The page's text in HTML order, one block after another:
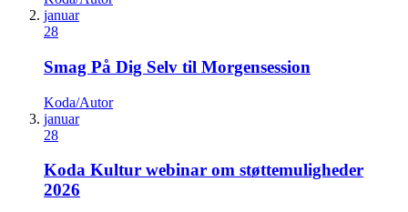
januar
28
Smag På Dig Selv til Morgensession
Koda/Autor
januar
28
Koda Kultur webinar om støttemuligheder
2026